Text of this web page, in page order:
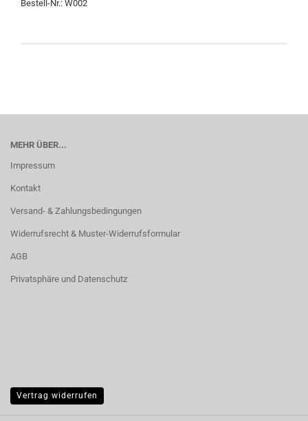
Bestell-Nr.: W002
MEHR ÜBER...
Impressum
Kontakt
Versand- & Zahlungsbedingungen
Widerrufsrecht & Muster-Widerrufsformular
AGB
Privatsphäre und Datenschutz
Vertrag widerrufen